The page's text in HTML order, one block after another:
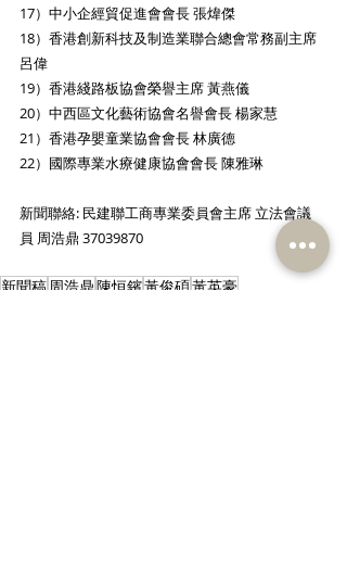
17）中小企經貿促進會會長 張煒傑
18）香港創新科技及制造業聯合總會常務副主席
呂偉
19）香港綫路板協會榮譽主席 黃燕儀
20）中西區文化藝術協會名譽會長 楊家慧
21）香港孕嬰童業協會會長 林廣德
22）國際專業水療健康協會會長 陳雅琳
新聞聯絡: 民建聯工商專業委員會主席 立法會議
員 周浩鼎 37039870
新聞稿 周浩鼎陳恒鑌黃俊碩黃英豪